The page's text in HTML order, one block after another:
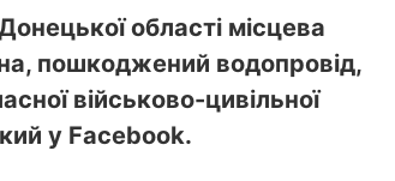
області місцева
пошкоджений водопровід,
військово-цивільної
у Facebook.